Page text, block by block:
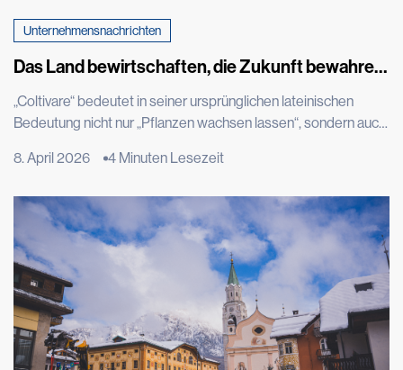
Unternehmensnachrichten
Das Land bewirtschaften, die Zukunft bewahren:
„Coltivare“ bedeutet in seiner ursprünglichen lateinischen
Bedeutung nicht nur „Pflanzen wachsen lassen“, sondern auch
ein Wort, das schon vor der Handlung die ganze Tiefe der
schaffen, damit Leben entstehen, sich entfalten und Bestand
finden kann. Der Gemüsegarten ist weit mehr als nur ein Ort
der Produktion: […]
8. April 2026 4 Minuten Lesezeit